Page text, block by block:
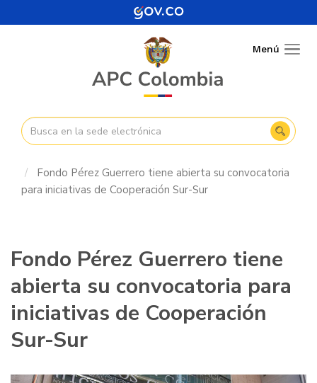
al
Menú
Fondo Pérez Guerrero tiene abierta su convocatoria
para iniciativas de Cooperación Sur-Sur
Fondo Pérez Guerrero tiene
abierta su convocatoria para
iniciativas de Cooperación
Sur-Sur